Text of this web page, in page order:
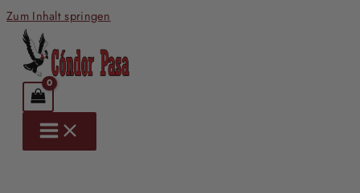
Zum Inhalt springen